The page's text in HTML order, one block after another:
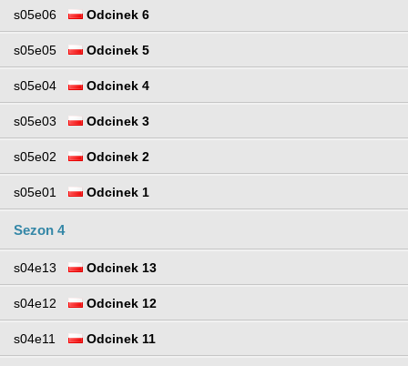
s05e06 Odcinek 6
s05e05 Odcinek 5
s05e04 Odcinek 4
s05e03 Odcinek 3
s05e02 Odcinek 2
s05e01 Odcinek 1
Sezon 4
s04e13 Odcinek 13
s04e12 Odcinek 12
s04e11 Odcinek 11